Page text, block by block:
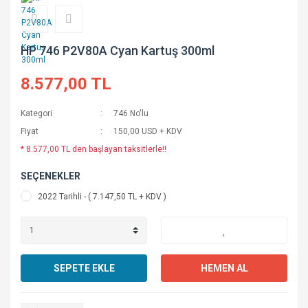
HP 746 P2V80A Cyan Kartuş 300ml
8.577,00 TL
Kategori
746 No'lu
Fiyat
150,00 USD + KDV
* 8.577,00 TL den başlayan taksitlerle!!
SEÇENEKLER
2022 Tarihli - ( 7.147,50 TL + KDV )
SEPETE EKLE HEMEN AL